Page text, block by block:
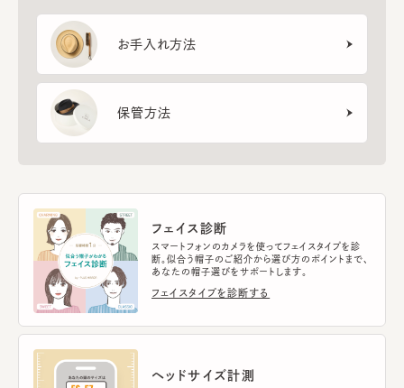
お手入れ方法
保管方法
フェイス診断
スマートフォンのカメラを使ってフェイスタイプを診
断。似合う帽子のご紹介から選び方のポイントまで、
あなたの帽子選びをサポートします。
フェイスタイプを診断する
ヘッドサイズ計測